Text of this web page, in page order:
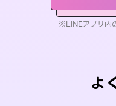
※LINEアプリ内
よ